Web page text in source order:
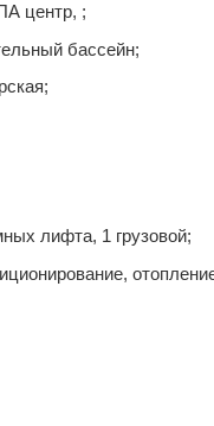
центр, ;
бассейн;
лифта, 1 грузовой;